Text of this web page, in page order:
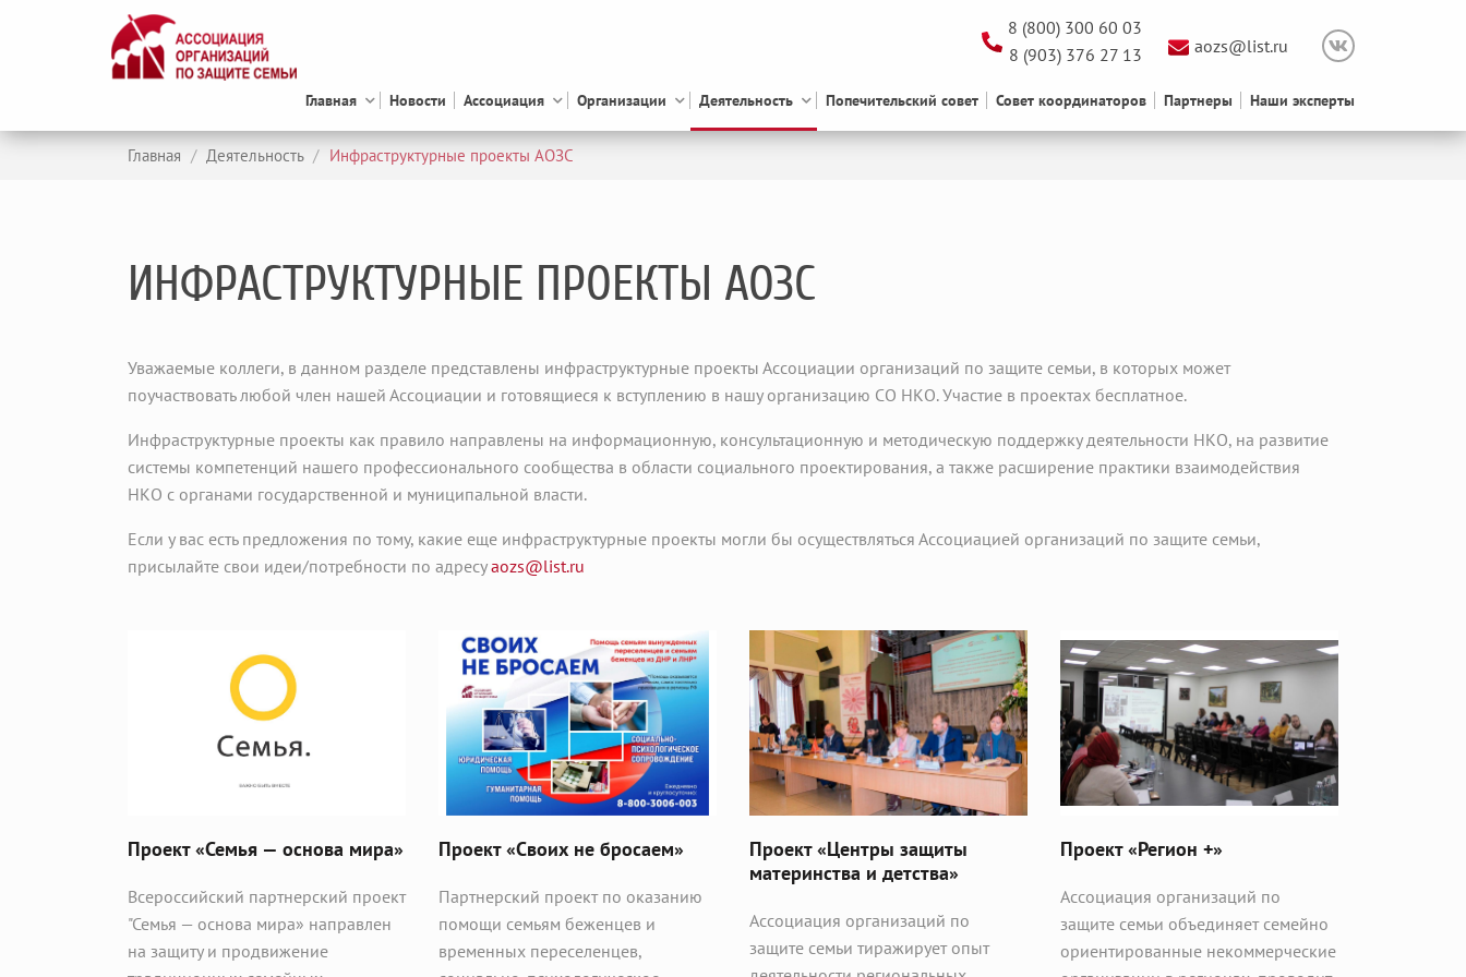
8 (800) 300 60 03
8 (903) 376 27 13
aozs@list.ru
Главная Новости Ассоциация Организации Деятельность Попечительский совет Совет координаторов Партнеры Наши эксперты
Главная / Деятельность / Инфраструктурные проекты АОЗС
ИНФРАСТРУКТУРНЫЕ ПРОЕКТЫ АОЗС
Уважаемые коллеги, в данном разделе представлены инфраструктурные проекты Ассоциации организаций по защите семьи, в которых может
поучаствовать любой член нашей Ассоциации и готовящиеся к вступлению в нашу организацию СО НКО. Участие в проектах бесплатное.
Инфраструктурные проекты как правило направлены на информационную, консультационную и методическую поддержку деятельности НКО, на развитие
системы компетенций нашего профессионального сообщества в области социального проектирования, а также расширение практики взаимодействия
НКО с органами государственной и муниципальной власти.
Если у вас есть предложения по тому, какие еще инфраструктурные проекты могли бы осуществляться Ассоциацией организаций по защите семьи,
присылайте свои идеи/потребности по адресуaozs@list.ru
Проект «Семья — основа мира»
Всероссийский партнерский проект
"Семья — основа мира» направлен
на защиту и продвижение
Проект «Своих не бросаем»
Партнерский проект по оказанию
помощи семьям беженцев и
временных переселенцев,
Проект «Центры защиты
материнства и детства»
Ассоциация организаций по
защите семьи тиражирует опыт
Проект «Регион +»
Ассоциация организаций по
защите семьи объединяет семейно
ориентированные некоммерческие